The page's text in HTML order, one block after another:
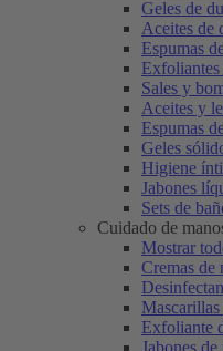
Geles de
Aceites de
Espumas
Sales y
Aceites y
Espumas
Geles
Higiene
Jabones
Sets de
Cuidado de
Mostrar
Cremas de
Exfoliante
Jabones de